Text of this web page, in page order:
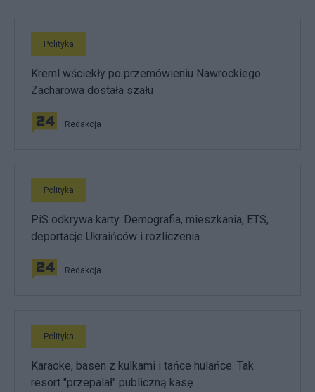
Polityka
Kreml wściekły po przemówieniu Nawrockiego.
Zacharowa dostała szału
Redakcja
Polityka
PiS odkrywa karty. Demografia, mieszkania, ETS,
deportacje Ukraińców i rozliczenia
Redakcja
Polityka
Karaoke, basen z kulkami i tańce hulańce. Tak
resort "przepalał" publiczną kasę